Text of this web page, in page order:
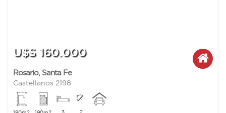
U$S 160.000
Rosario, Santa Fe
Castellanos 2198
3 2